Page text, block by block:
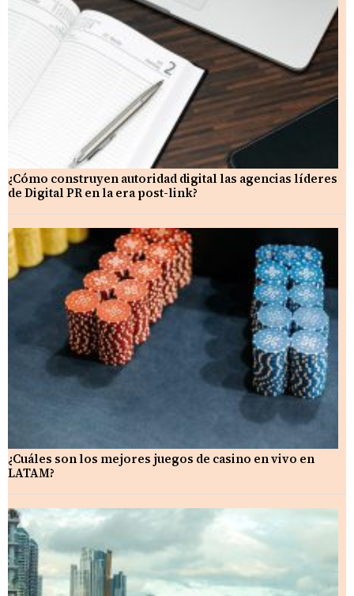
¿Cómo construyen autoridad digital las agencias líderes
de Digital PR en la era post-link?
¿Cuáles son los mejores juegos de casino en vivo en
LATAM?